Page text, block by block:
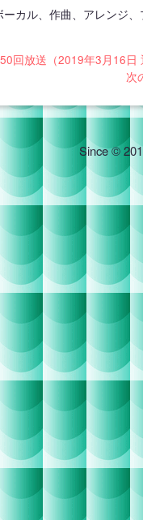
ーカル、作曲、アレン
回放送（2019年3月16日
次
Since ©